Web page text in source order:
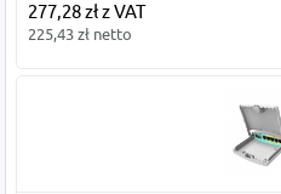
277,28 zł z VAT
225,43 zł netto